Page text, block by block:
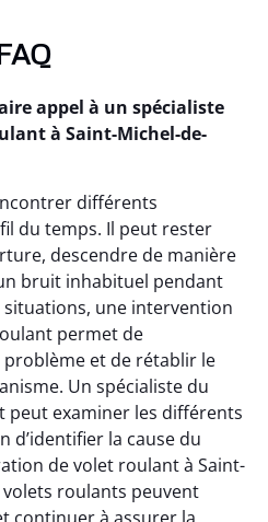
appel à un spécialiste
à Saint-Michel-de-
différents
du temps. Il peut rester
descendre de manière
bruit inhabituel pendant
une intervention
permet de
et de rétablir le
Un spécialiste du
peut examiner les différents
d’identifier la cause du
de volet roulant à Saint-
volets roulants peuvent